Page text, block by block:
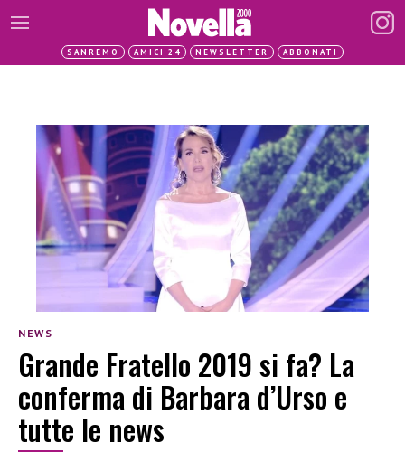
SANREMO AMICI 24 NEWSLETTER ABBONATI
NEWS
Grande Fratello 2019 si fa? La
conferma di Barbara d’Urso e
tutte le news